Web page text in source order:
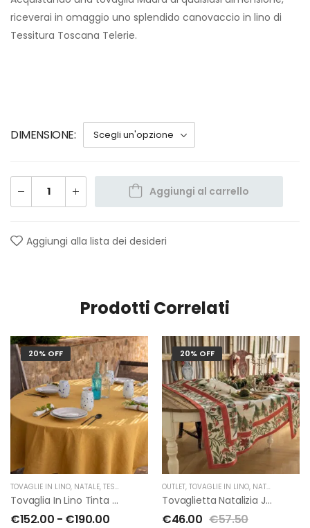
riceverai in omaggio uno splendido canovaccio in lino di
Tessitura Toscana Telerie.
DIMENSIONE
Aggiungi al carrello
Aggiungi alla lista dei desideri
Prodotti Correlati
20% OFF
TOVAGLIE IN LINO, NATALE, TESSITURA TOSCANA TELERIE
Tovaglia In Lino Tinta Unita Di Tessitura Toscana Telerie 160×230 Cm
€152.00 - €190.00
20% OFF
OUTLET, TOVAGLIE IN LINO, NATALE
Tovaglietta Natalizia Jolly Elf In Lino Di Tessitura Toscana Telerie
€46.00 €57.50